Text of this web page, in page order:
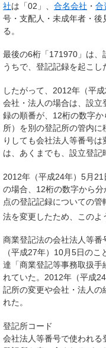
社は「02」、 合名会社 ・ 合
号・支配人・未成年者・
る。
最後の6桁「171970」は、
うちで、登記記録を起こし
したがって、2012年（平
会社・法人の場合は、 設立
録の順番が、12桁の数字
所）を別の登記所の管内
りしても会社法人等番号
は、あくまでも、設立登記
2012年（平成24年）5月
の場合、12桁の数字から
点の登記記録についての
法を変更したため、このよ
商業登記法の会社法人等
（平成27年）10月5日の
達「商業登記等事務取扱手
れていた。2012年（平成
記所の変更や会社・法人の
れた。
登記所コード
会社法人等番号で使われる